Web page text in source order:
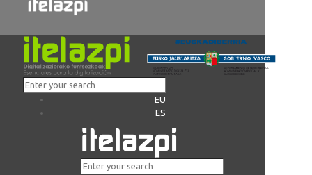
EU
ES